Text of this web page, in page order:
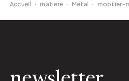
Accueil · matiere · Métal · mobilier-